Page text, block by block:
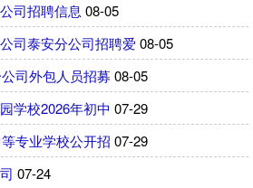
司招聘信息 08-05
司泰安分公司招聘爱08-05
司外包人员招募 08-05
学校2026年初中 07-29
专业学校公开招 07-29
07-24